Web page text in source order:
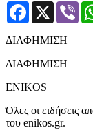
Facebook
X
ΔΙΑΦΗΜΙΣΗ
ΔΙΑΦΗΜΙΣΗ
ENIKOS
Όλες οι ειδήσεις
του enikos.gr.